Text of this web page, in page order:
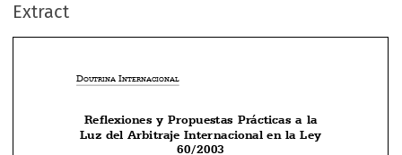
Extract
   



Reflexiones  y  Propuestas  Prácticas  a  la
60/2003